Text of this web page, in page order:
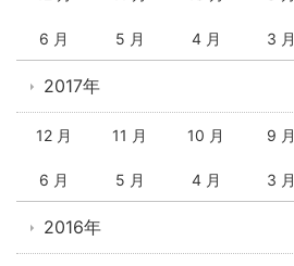
6 月 5 月 4 月 3 月
2017年
12 月 11 月 10 月 9 月
6 月 5 月 4 月 3 月
2016年